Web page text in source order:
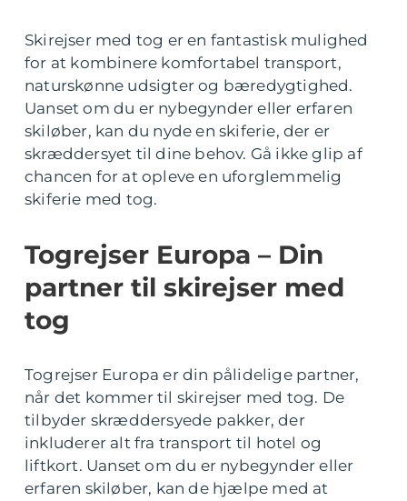
Skirejser med tog er en fantastisk mulighed
for at kombinere komfortabel transport,
naturskønne udsigter og bæredygtighed.
Uanset om du er nybegynder eller erfaren
skiløber, kan du nyde en skiferie, der er
skræddersyet til dine behov. Gå ikke glip af
chancen for at opleve en uforglemmelig
skiferie med tog.
Togrejser Europa – Din
partner til skirejser med
tog
Togrejser Europa er din pålidelige partner,
når det kommer til skirejser med tog. De
tilbyder skræddersyede pakker, der
inkluderer alt fra transport til hotel og
liftkort. Uanset om du er nybegynder eller
erfaren skiløber, kan de hjælpe med at